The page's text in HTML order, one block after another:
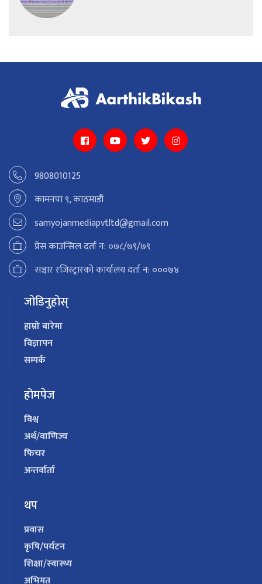
9808010125
कामनपा ९, काठमाडौं
samyojanmediapvtltd@gmail.com
प्रेस काउन्सिल दर्ता न: ०७८/७९/७९
सञ्चार रजिस्ट्रारको कार्यालय दर्ता न: ०००७४
जोडिनुहोस्
हाम्रो बारेमा
विज्ञापन
सम्पर्क
होमपेज
विश्व
अर्थ/वाणिज्य
फिचर
अन्तर्वार्ता
थप
प्रवास
कृषि/पर्यटन
शिक्षा/स्वास्थ्य
अभिमत